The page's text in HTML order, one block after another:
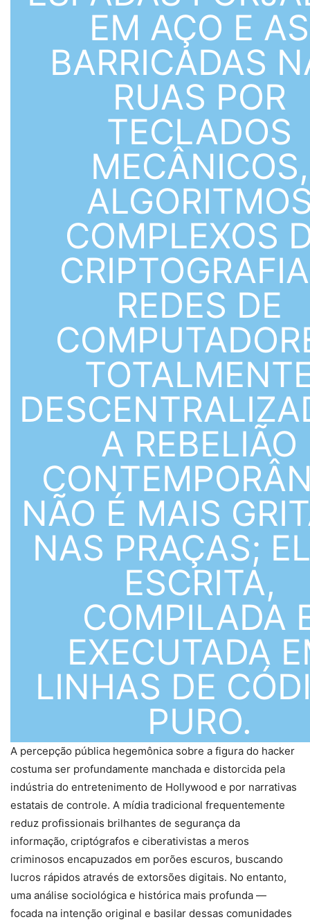
EM AÇO E AS
BARRICADAS
RUAS POR
TECLADOS
MECÂNICOS,
COMPLEXOS
REDES DE
A REBELIÃO
NÃO É MAIS
NAS PRAÇAS;
ESCRITA,
COMPILADA
EXECUTADA
LINHAS DE
PURO.
A percepção pública hegemônica sobre a figura do hacker
costuma ser profundamente manchada e distorcida pela
indústria do entretenimento de Hollywood e por narrativas
estatais de controle. A mídia tradicional frequentemente
reduz profissionais brilhantes de segurança da
informação, criptógrafos e ciberativistas a meros
criminosos encapuzados em porões escuros, buscando
lucros rápidos através de extorsões digitais. No entanto,
uma análise sociológica e histórica mais profunda —
focada na intenção original e basilar dessas comunidades